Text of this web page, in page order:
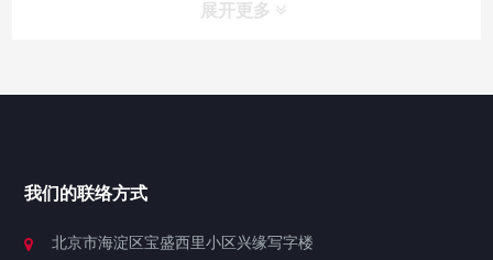
展开更多
我们的联络方式
北京市海淀区宝盛西里小区兴缘写字楼